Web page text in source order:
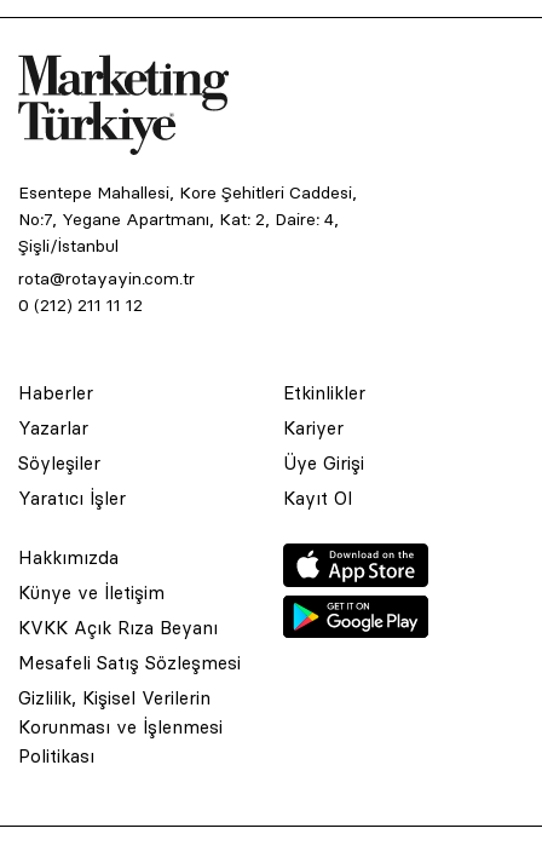
Esentepe Mahallesi, Kore Şehitleri Caddesi,
No:7, Yegane Apartmanı, Kat: 2, Daire: 4,
Şişli/İstanbul
rota@rotayayin.com.tr
0 (212) 211 11 12
Haberler
Yazarlar
Söyleşiler
Yaratıcı İşler
Etkinlikler
Kariyer
Üye Girişi
Kayıt Ol
Hakkımızda
Künye ve İletişim
KVKK Açık Rıza Beyanı
Mesafeli Satış Sözleşmesi
Gizlilik, Kişisel Verilerin
Korunması ve İşlenmesi
Politikası
© 2001 Rota Yayın Yapım Tanıtım Tic. Ltd. Şti. Bu Sitede Bulunan
Asquared WordPress Agencytarafından tasarlanmış ve